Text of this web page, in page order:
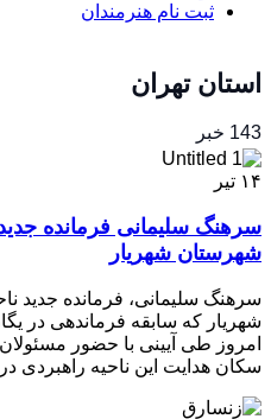
ثبت نام هنرمندان
استان تهران
143 خبر
۱۴ تیر
سرهنگ سلیمانی فرمانده جدید
شهرستان شهریار
سرهنگ سلیمانی، فرمانده جدید
شهریار که سابقه فرماندهی در
امروز طی آیینی با حضور
سکان هدایت این ناحیه راهبردی